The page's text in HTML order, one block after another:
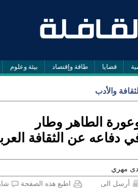
قضايا طاقة وإقتصاد بيئة وعلوم
الثقافة والأدب
الطاهر وطار
دفاعه عن الثقافة
مهري
أرسل الى
اطبع هذه الصفحة